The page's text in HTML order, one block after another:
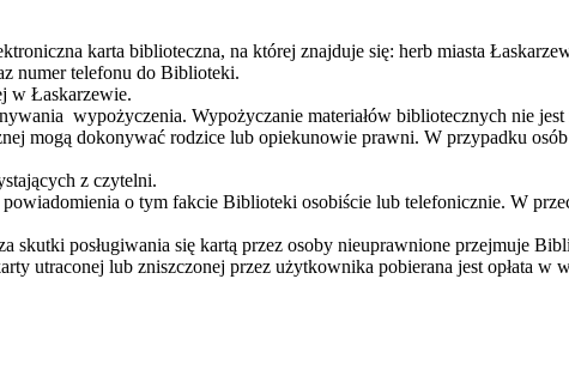
karta biblioteczna, na której znajduje się: herb miasta
numer telefonu do Biblioteki.
w Łaskarzewie.
wypożyczenia. Wypożyczanie materiałów bibliotecznych nie jest
mogą dokonywać rodzice lub opiekunowie prawni. W przypadku
z czytelni.
powiadomienia o tym fakcie Biblioteki osobiście lub telefonicznie. W
skutki posługiwania się kartą przez osoby nieuprawnione przejmuje
utraconej lub zniszczonej przez użytkownika pobierana jest opłata w